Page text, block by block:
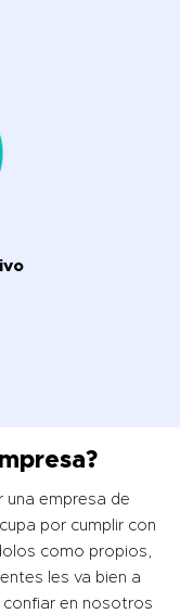
una empresa de
por cumplir con
como propios,
les va bien a
en nosotros